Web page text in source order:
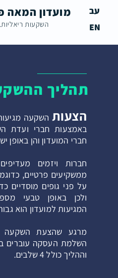
מועדון המאה
השקעות
עב
EN
תהליך
הצעותהשקעה
באמצעות חברי ועדת
חברי המועדון והן באופן
חברות ויזמים
ממשקיעים פרטיים,
על פני גופים מוסדיים
ולכן באופן טבעי
המגיעות למועדון הוא
מרגע שהצעת השקעה
וההליך כולל 4 שלבים.